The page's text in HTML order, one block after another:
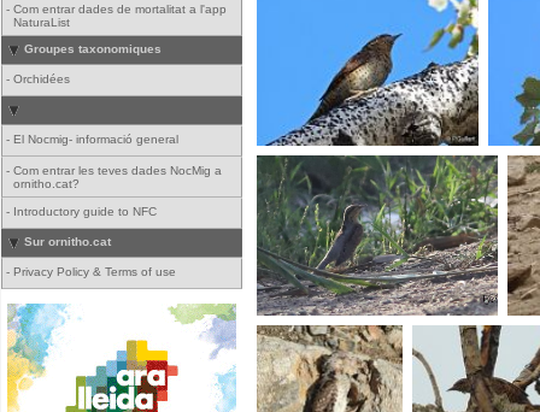
- Com entrar dades de mortalitat a l'app
NaturaList
Groupes taxonomiques
- Orchidées
- El Nocmig- informació general
- Com entrar les teves dades NocMig a
ornitho.cat?
- Introductory guide to NFC
Sur ornitho.cat
- Privacy Policy & Terms of use